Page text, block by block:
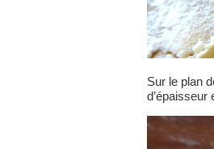
Sur le plan
d’épaisseur